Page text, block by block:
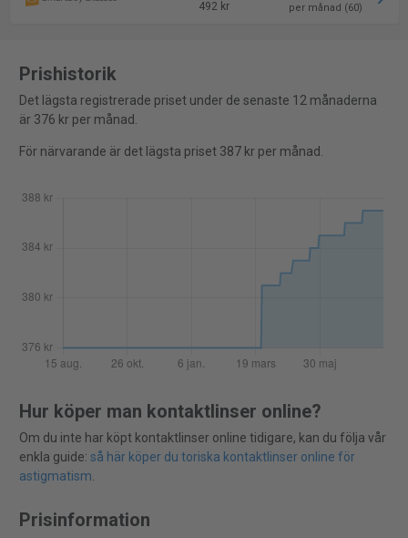
492 kr per månad (60)
Prishistorik
Det lägsta registrerade priset under de senaste 12 månaderna
är 376 kr per månad.
För närvarande är det lägsta priset 387 kr per månad.
Hur köper man kontaktlinser online?
Om du inte har köpt kontaktlinser online tidigare, kan du följa vår
enkla guide: så här köper du toriska kontaktlinser online för
astigmatism.
Prisinformation